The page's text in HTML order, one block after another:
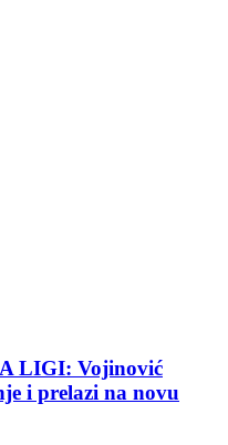
LIGI: Vojinović
i prelazi na novu